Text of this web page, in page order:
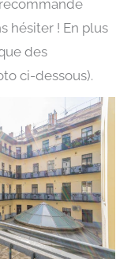
hésiter ! En plus
des
ci-dessous).